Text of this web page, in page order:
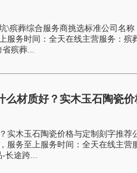
\殡葬综合服务商挑选标准公司名
服务时间：全天在线主营服务：殡
殡葬...
材质好？实木玉石陶瓷
实木玉石陶瓷价格与定制刻字推荐
服务至上服务时间：全天在线主营
途跨...